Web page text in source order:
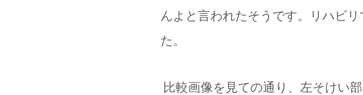
んよと言われたそうです。
リハビ
た。
比較画像を見ての通り、左そけい